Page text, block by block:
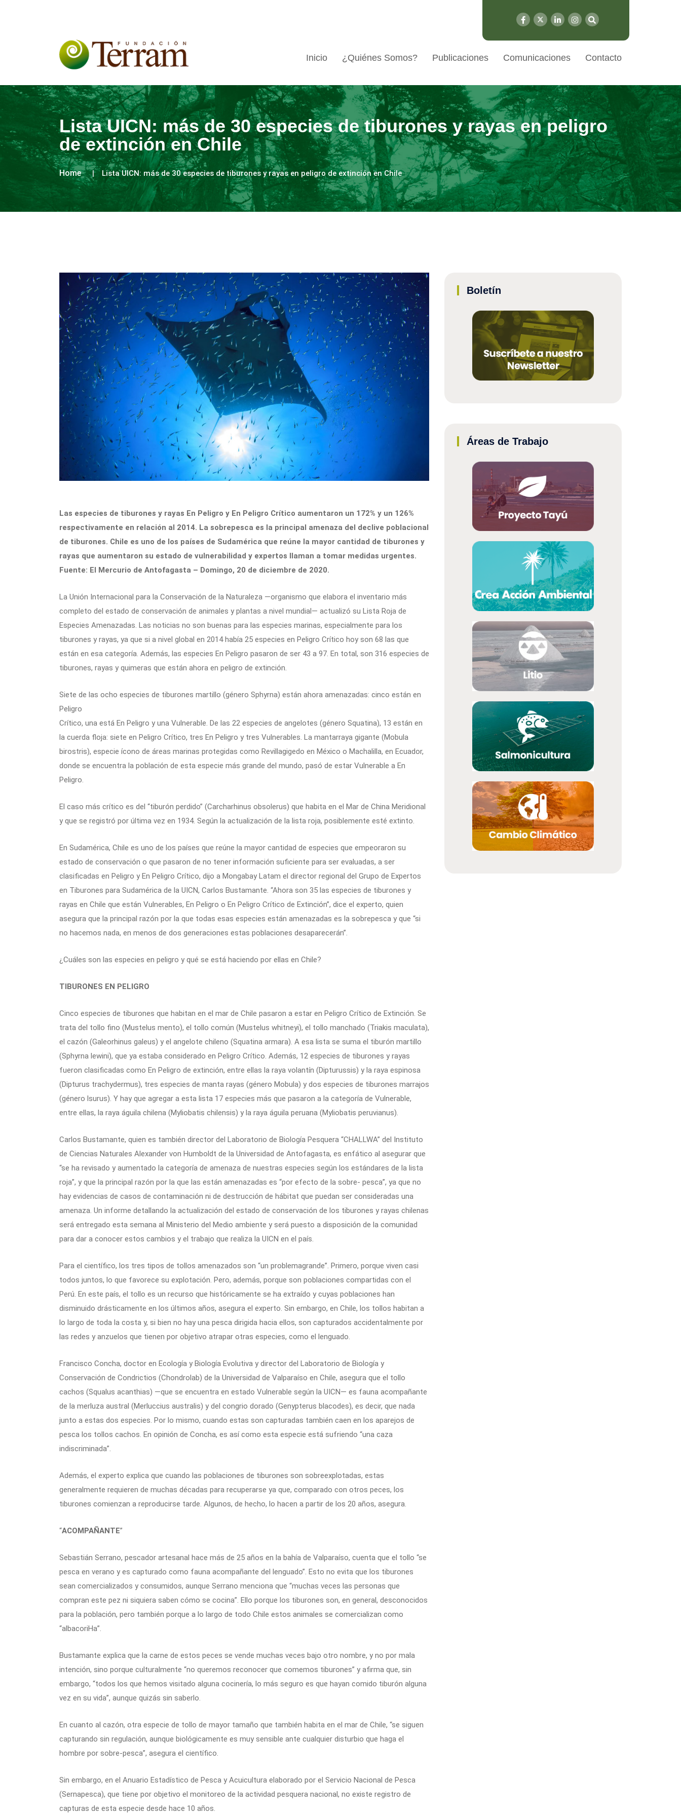
Inicio ¿Quiénes Somos? Publicaciones Comunicaciones Contacto
Lista UICN: más de 30 especies de tiburones y rayas en peligro
de extinción en Chile
Home Lista UICN: más de 30 especies de tiburones y rayas en peligro de extinción en Chile
Las especies de tiburones y rayas En Peligro y En Peligro Crítico aumentaron un 172% y un 126%
respectivamente en relación al 2014. La sobrepesca es la principal amenaza del declive poblacional
de tiburones. Chile es uno de los países de Sudamérica que reúne la mayor cantidad de tiburones y
rayas que aumentaron su estado de vulnerabilidad y expertos llaman a tomar medidas urgentes.
Fuente: El Mercurio de Antofagasta – Domingo, 20 de diciembre de 2020.
La Unión Internacional para la Conservación de la Naturaleza —organismo que elabora el inventario más
completo del estado de conservación de animales y plantas a nivel mundial— actualizó su Lista Roja de
Especies Amenazadas. Las noticias no son buenas para las especies marinas, especialmente para los
tiburones y rayas, ya que si a nivel global en 2014 había 25 especies en Peligro Crítico hoy son 68 las que
están en esa categoría. Además, las especies En Peligro pasaron de ser 43 a 97. En total, son 316 especies de
tiburones, rayas y quimeras que están ahora en peligro de extinción.
Siete de las ocho especies de tiburones martillo (género Sphyrna) están ahora amenazadas: cinco están en
Peligro
Crítico, una está En Peligro y una Vulnerable. De las 22 especies de angelotes (género Squatina), 13 están en
la cuerda floja: siete en Peligro Crítico, tres En Peligro y tres Vulnerables. La mantarraya gigante (Mobula
birostris), especie ícono de áreas marinas protegidas como Revillagigedo en México o Machalilla, en Ecuador,
donde se encuentra la población de esta especie más grande del mundo, pasó de estar Vulnerable a En
Peligro.
El caso más crítico es del “tiburón perdido” (Carcharhinus obsolerus) que habita en el Mar de China Meridional
y que se registró por última vez en 1934. Según la actualización de la lista roja, posiblemente esté extinto.
En Sudamérica, Chile es uno de los países que reúne la mayor cantidad de especies que empeoraron su
estado de conservación o que pasaron de no tener información suficiente para ser evaluadas, a ser
clasificadas en Peligro y En Peligro Crítico, dijo a Mongabay Latam el director regional del Grupo de Expertos
en Tiburones para Sudamérica de la UICN, Carlos Bustamante. “Ahora son 35 las especies de tiburones y
rayas en Chile que están Vulnerables, En Peligro o En Peligro Crítico de Extinción”, dice el experto, quien
asegura que la principal razón por la que todas esas especies están amenazadas es la sobrepesca y que “si
no hacemos nada, en menos de dos generaciones estas poblaciones desaparecerán”.
¿Cuáles son las especies en peligro y qué se está haciendo por ellas en Chile?
TIBURONES EN PELIGRO
Cinco especies de tiburones que habitan en el mar de Chile pasaron a estar en Peligro Crítico de Extinción. Se
trata del tollo fino (Mustelus mento), el tollo común (Mustelus whitneyi), el tollo manchado (Triakis maculata),
el cazón (Galeorhinus galeus) y el angelote chileno (Squatina armara). A esa lista se suma el tiburón martillo
(Sphyrna lewini), que ya estaba considerado en Peligro Crítico. Además, 12 especies de tiburones y rayas
fueron clasificadas como En Peligro de extinción, entre ellas la raya volantín (Dipturussis) y la raya espinosa
(Dipturus trachydermus), tres especies de manta rayas (género Mobula) y dos especies de tiburones marrajos
(género lsurus). Y hay que agregar a esta lista 17 especies más que pasaron a la categoría de Vulnerable,
entre ellas, la raya águila chilena (Myliobatis chilensis) y la raya águila peruana (Myliobatis peruvianus).
Carlos Bustamante, quien es también director del Laboratorio de Biología Pesquera “CHALLWA” del Instituto
de Ciencias Naturales Alexander von Humboldt de la Universidad de Antofagasta, es enfático al asegurar que
“se ha revisado y aumentado la categoría de amenaza de nuestras especies según los estándares de la lista
roja”, y que la principal razón por la que las están amenazadas es “por efecto de la sobre- pesca”, ya que no
hay evidencias de casos de contaminación ni de destrucción de hábitat que puedan ser consideradas una
amenaza. Un informe detallando la actualización del estado de conservación de los tiburones y rayas chilenas
será entregado esta semana al Ministerio del Medio ambiente y será puesto a disposición de la comunidad
para dar a conocer estos cambios y el trabajo que realiza la UICN en el país.
Para el científico, los tres tipos de tollos amenazados son “un problemagrande”. Primero, porque viven casi
todos juntos, lo que favorece su explotación. Pero, además, porque son poblaciones compartidas con el
Perú. En este país, el tollo es un recurso que históricamente se ha extraído y cuyas poblaciones han
disminuido drásticamente en los últimos años, asegura el experto. Sin embargo, en Chile, los tollos habitan a
lo largo de toda la costa y, si bien no hay una pesca dirigida hacia ellos, son capturados accidentalmente por
las redes y anzuelos que tienen por objetivo atrapar otras especies, como el lenguado.
Francisco Concha, doctor en Ecología y Biología Evolutiva y director del Laboratorio de Biología y
Conservación de Condrictios (Chondrolab) de la Universidad de Valparaíso en Chile, asegura que el tollo
cachos (Squalus acanthias) —que se encuentra en estado Vulnerable según la UICN— es fauna acompañante
de la merluza austral (Merluccius australis) y del congrio dorado (Genypterus blacodes), es decir, que nada
junto a estas dos especies. Por lo mismo, cuando estas son capturadas también caen en los aparejos de
pesca los tollos cachos. En opinión de Concha, es así como esta especie está sufriendo “una caza
indiscriminada”.
Además, el experto explica que cuando las poblaciones de tiburones son sobreexplotadas, estas
generalmente requieren de muchas décadas para recuperarse ya que, comparado con otros peces, los
tiburones comienzan a reproducirse tarde. Algunos, de hecho, lo hacen a partir de los 20 años, asegura.
“ACOMPAÑANTE”
Sebastián Serrano, pescador artesanal hace más de 25 años en la bahía de Valparaíso, cuenta que el tollo “se
pesca en verano y es capturado como fauna acompañante del lenguado”. Esto no evita que los tiburones
sean comercializados y consumidos, aunque Serrano menciona que “muchas veces las personas que
compran este pez ni siquiera saben cómo se cocina”. Ello porque los tiburones son, en general, desconocidos
para la población, pero también porque a lo largo de todo Chile estos animales se comercializan como
“albacoriHa”.
Bustamante explica que la carne de estos peces se vende muchas veces bajo otro nombre, y no por mala
intención, sino porque culturalmente “no queremos reconocer que comemos tiburones” y afirma que, sin
embargo, “todos los que hemos visitado alguna cocinería, lo más seguro es que hayan comido tiburón alguna
vez en su vida”, aunque quizás sin saberlo.
En cuanto al cazón, otra especie de tollo de mayor tamaño que también habita en el mar de Chile, “se siguen
capturando sin regulación, aunque biológicamente es muy sensible ante cualquier disturbio que haga el
hombre por sobre-pesca”, asegura el científico.
Sin embargo, en el Anuario Estadístico de Pesca y Acuicultura elaborado por el Servicio Nacional de Pesca
(Sernapesca), que tiene por objetivo el monitoreo de la actividad pesquera nacional, no existe registro de
capturas de esta especie desde hace 10 años.
Boletín
Áreas de Trabajo